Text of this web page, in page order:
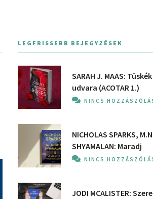
LEGFRISSEBB BEJEGYZÉSEK
SARAH J. MAAS:
udvara (ACOTAR 1.)
NINCS
NICHOLAS SPARKS,
SHYAMALAN: Maradj
NINCS
JODI MCALISTER: